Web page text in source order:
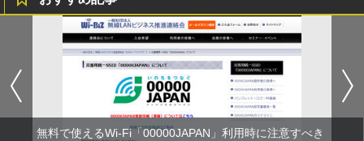
無料で使えるWi-Fi「00000JAPAN」利用時に注意すべき